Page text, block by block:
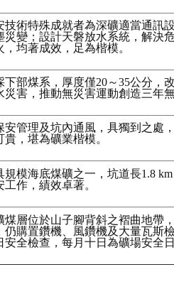
技術特殊成就者為深礦適當通訊
災變；設計天磐放水系統，解決
，均著成效，足為楷模。
下部煤系，厚度僅20～35公分，
災害，推動無災害運動創造三年
安管理及坑內通風，具獨到之處
貴，堪為礦業楷模。
規模海底煤礦之一，坑道長1.8
工作，績效卓著。
煤層位於山子腳背斜之褶曲地帶
仍購置鑽機、風鑽機及大量瓦斯
安全檢查，每月十日為礦場安全